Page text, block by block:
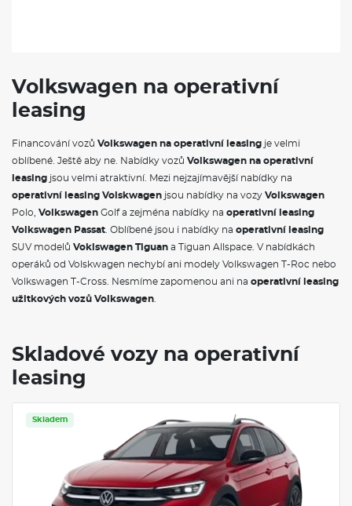
Volkswagen na operativní
leasing
Financování vozů Volkswagen na operativní leasing je velmi
oblíbené. Ještě aby ne. Nabídky vozů Volkswagen na operativní
leasing jsou velmi atraktivní. Mezi nejzajímavější nabídky na
operativní leasing Volskwagen jsou nabídky na vozy Volkswagen
Polo, Volkswagen Golf a zejména nabídky na operativní leasing
Volkswagen Passat . Oblíbené jsou i nabídky na operativní leasing
SUV modelů Voklswagen Tiguan a Tiguan Allspace. V nabídkách
operáků od Volskwagen nechybí ani modely Volkswagen T-Roc nebo
Volkswagen T-Cross. Nesmíme zapomenou ani na operativní leasing
užitkových vozů Volkswagen
Skladové vozy na operativní
leasing
Skladem